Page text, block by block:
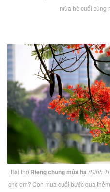
mùa hè cuối cùng
Bài thơ Riêng chung mùa hạ (Đinh
cho em? Cơn mưa cuối bước qua